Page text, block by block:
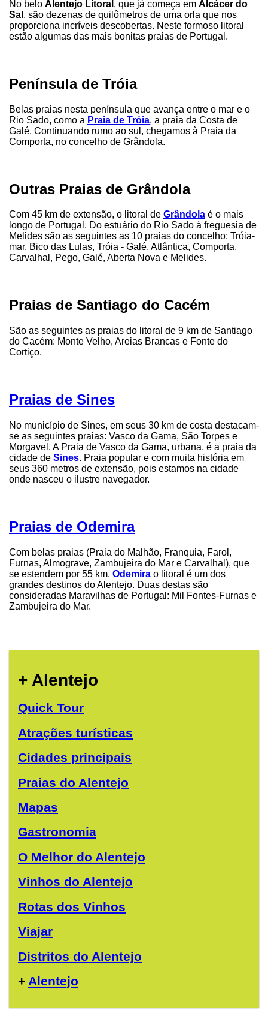
No belo Alentejo Litoral , que já começa em Alcácer do
Sal , são dezenas de quilômetros de uma orla que nos
proporciona incríveis descobertas. Neste formoso litoral
estão algumas das mais bonitas praias de Portugal.
Península de Tróia
Belas praias nesta península que avança entre o mar e o
Rio Sado, como a Praia de Tróia, a praia da Costa de
Galé. Continuando rumo ao sul, chegamos à Praia da
Comporta, no concelho de Grândola.
Outras Praias de Grândola
Com 45 km de extensão, o litoral de Grândola é o mais
longo de Portugal. Do estuário do Rio Sado à freguesia de
Melides são as seguintes as 10 praias do concelho: Tróia-
mar, Bico das Lulas, Tróia - Galé, Atlântica, Comporta,
Carvalhal, Pego, Galé, Aberta Nova e Melides.
Praias de Santiago do Cacém
São as seguintes as praias do litoral de 9 km de Santiago
do Cacém: Monte Velho, Areias Brancas e Fonte do
Cortiço.
Praias de Sines
No município de Sines, em seus 30 km de costa destacam-
se as seguintes praias: Vasco da Gama, São Torpes e
Morgavel. A Praia de Vasco da Gama, urbana, é a praia da
cidade de Sines. Praia popular e com muita história em
seus 360 metros de extensão, pois estamos na cidade
onde nasceu o ilustre navegador.
Praias de Odemira
Com belas praias (Praia do Malhão, Franquia, Farol,
Furnas, Almograve, Zambujeira do Mar e Carvalhal), que
se estendem por 55 km, Odemira o litoral é um dos
grandes destinos do Alentejo. Duas destas são
consideradas Maravilhas de Portugal: Mil Fontes-Furnas e
Zambujeira do Mar.
+ Alentejo
Quick Tour
Atrações turísticas
Cidades principais
Praias do Alentejo
Mapas
Gastronomia
O Melhor do Alentejo
Vinhos do Alentejo
Rotas dos Vinhos
Viajar
Distritos do Alentejo
+ Alentejo